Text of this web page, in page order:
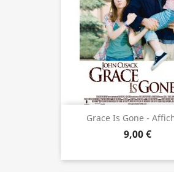
Grace Is Gone -
9,00 €